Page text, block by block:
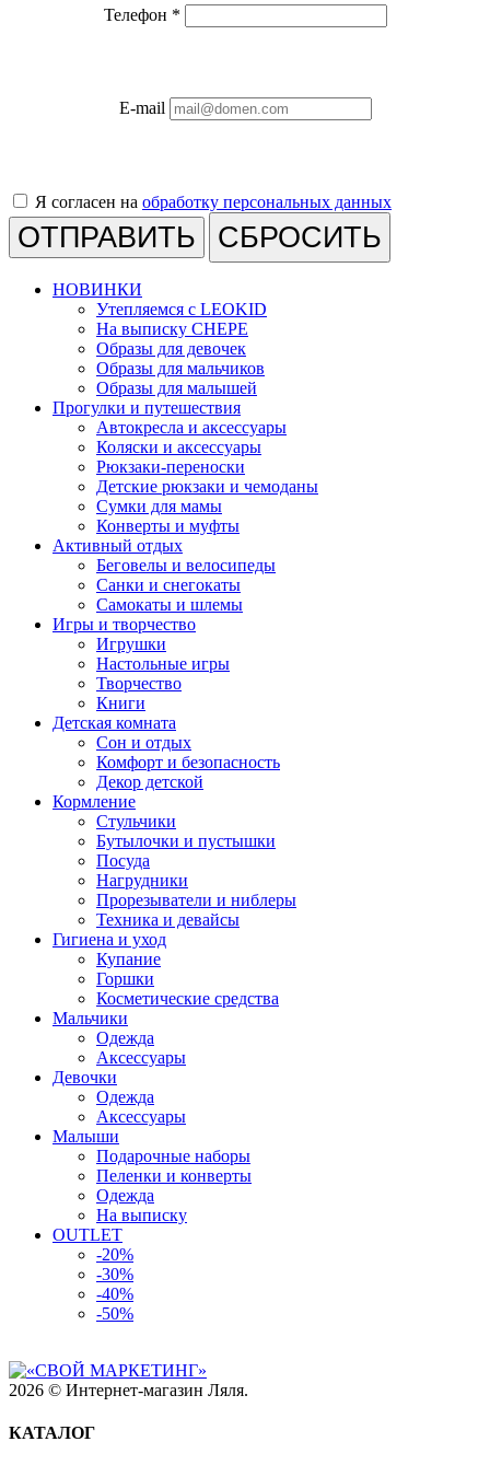
Телефон *
E-mail
Я согласен на обработку персональных данных
СБРОСИТЬ
НОВИНКИ
Утепляемся с LEOKID
На выписку CHEPE
Образы для девочек
Образы для мальчиков
Образы для малышей
Прогулки и путешествия
Автокресла и аксессуары
Коляски и аксессуары
Рюкзаки-переноски
Детские рюкзаки и чемоданы
Сумки для мамы
Конверты и муфты
Активный отдых
Беговелы и велосипеды
Санки и снегокаты
Самокаты и шлемы
Игры и творчество
Игрушки
Настольные игры
Творчество
Книги
Детская комната
Сон и отдых
Комфорт и безопасность
Декор детской
Кормление
Стульчики
Бутылочки и пустышки
Посуда
Нагрудники
Прорезыватели и ниблеры
Техника и девайсы
Гигиена и уход
Купание
Горшки
Косметические средства
Мальчики
Одежда
Аксессуары
Девочки
Одежда
Аксессуары
Малыши
Подарочные наборы
Пеленки и конверты
Одежда
На выписку
OUTLET
-20%
-30%
-40%
-50%
2026 © Интернет-магазин Ляля.
КАТАЛОГ